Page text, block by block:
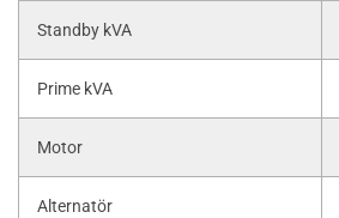
Standby kVA
Prime kVA
Motor
Alternatör